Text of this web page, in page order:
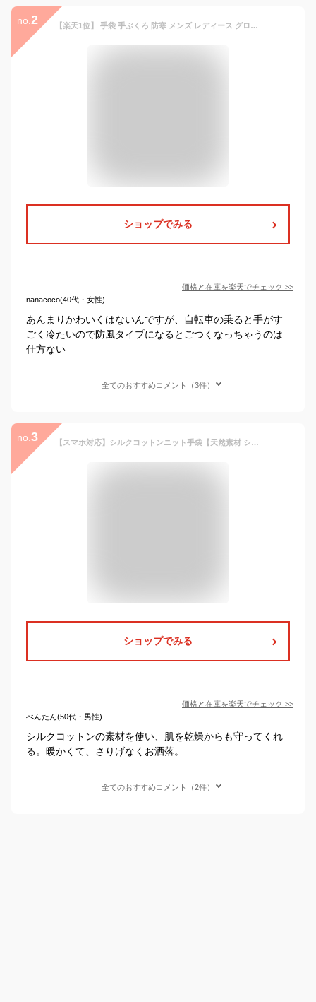
no. 2 【楽天1位】 手袋 手ぶくろ 防寒 メンズ レディース グローブ S〜XL 防風 撥水 裏起毛 裏フリース スマホ手袋 スマホ対応 オールシーズン 全6色 自転車 バイク アウトドア 登山 ユニセックス
ショップでみる
価格と在庫を楽天でチェック >>
nanacoco(40代・女性)
あんまりかわいくはないんですが、自転車の乗ると手がす
ごく冷たいので防風タイプになるとごつくなっちゃうのは
仕方ない
全てのおすすめコメント（3件）
no. 3 【スマホ対応】シルクコットンニット手袋【天然素材 シルク手袋 スマホ手袋 ハンドケア 保湿 あったか 防寒 温活 冷え取り 敏感肌】
ショップでみる
価格と在庫を楽天でチェック >>
べんたん(50代・男性)
シルクコットンの素材を使い、肌を乾燥からも守ってくれ
る。暖かくて、さりげなくお洒落。
全てのおすすめコメント（2件）